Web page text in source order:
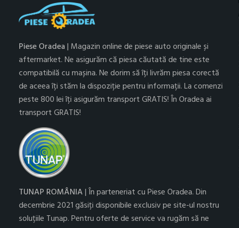
Piese Oradea| Magazin online de piese auto originale și
aftermarket. Ne asigurăm că piesa căutată de tine este
compatibilă cu mașina. Ne dorim să îți livrăm piesa corectă
de aceea îți stăm la dispoziție pentru informații. La comenzi
peste 800 lei îți asigurăm transport GRATIS! În Oradea ai
transport GRATIS!
TUNAP ROMÂNIA| În parteneriat cu Piese Oradea. Din
decembrie 2021 găsiți disponibile exclusiv pe site-ul nostru
soluțiile Tunap. Pentru oferte de service va rugăm să ne